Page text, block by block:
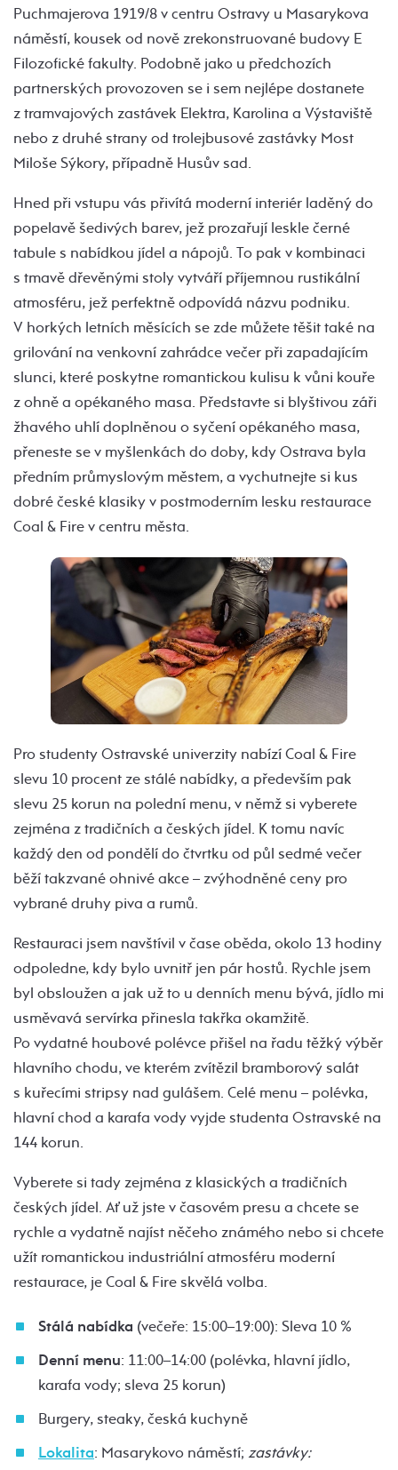
Puchmajerova 1919/8 v centru Ostravy u Masarykova
náměstí, kousek od nově zrekonstruované budovy E
Filozofické fakulty. Podobně jako u předchozích
partnerských provozoven se i sem nejlépe dostanete
z tramvajových zastávek Elektra, Karolina a Výstaviště
nebo z druhé strany od trolejbusové zastávky Most
Miloše Sýkory, případně Husův sad.
Hned při vstupu vás přivítá moderní interiér laděný do
popelavě šedivých barev, jež prozařují leskle černé
tabule s nabídkou jídel a nápojů. To pak v kombinaci
s tmavě dřevěnými stoly vytváří příjemnou rustikální
atmosféru, jež perfektně odpovídá názvu podniku.
V horkých letních měsících se zde můžete těšit také na
grilování na venkovní zahrádce večer při zapadajícím
slunci, které poskytne romantickou kulisu k vůni kouře
z ohně a opékaného masa. Představte si blyštivou záři
žhavého uhlí doplněnou o syčení opékaného masa,
přeneste se v myšlenkách do doby, kdy Ostrava byla
předním průmyslovým městem, a vychutnejte si kus
dobré české klasiky v postmoderním lesku restaurace
Coal & Fire v centru města.
Pro studenty Ostravské univerzity nabízí Coal & Fire
slevu 10 procent ze stálé nabídky, a především pak
slevu 25 korun na polední menu, v němž si vyberete
zejména z tradičních a českých jídel. K tomu navíc
každý den od pondělí do čtvrtku od půl sedmé večer
běží takzvané ohnivé akce – zvýhodněné ceny pro
vybrané druhy piva a rumů.
Restauraci jsem navštívil v čase oběda, okolo 13 hodiny
odpoledne, kdy bylo uvnitř jen pár hostů. Rychle jsem
byl obsloužen a jak už to u denních menu bývá, jídlo mi
usměvavá servírka přinesla takřka okamžitě.
Po vydatné houbové polévce přišel na řadu těžký výběr
hlavního chodu, ve kterém zvítězil bramborový salát
s kuřecími stripsy nad gulášem. Celé menu – polévka,
hlavní chod a karafa vody vyjde studenta Ostravské na
144 korun.
Vyberete si tady zejména z klasických a tradičních
českých jídel. Ať už jste v časovém presu a chcete se
rychle a vydatně najíst něčeho známého nebo si chcete
užít romantickou industriální atmosféru moderní
restaurace, je Coal & Fire skvělá volba.
Stálá nabídka (večeře: 15:00–19:00): Sleva 10 %
Denní menu: 11:00–14:00 (polévka, hlavní jídlo,
karafa vody; sleva 25 korun)
Burgery, steaky, česká kuchyně
Lokalita: Masarykovo náměstí; zastávky: